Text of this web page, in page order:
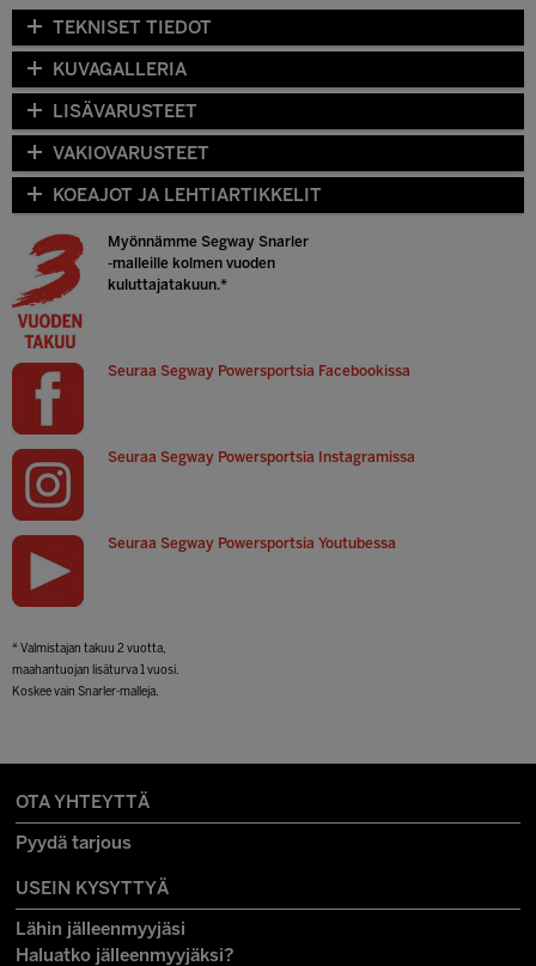
TEKNISET TIEDOT
KUVAGALLERIA
LISÄVARUSTEET
VAKIOVARUSTEET
KOEAJOT JA LEHTIARTIKKELIT
Myönnämme Segway Snarler
-malleille kolmen vuoden
kuluttajatakuun.*
Seuraa Segway Powersportsia Facebookissa
Seuraa Segway Powersportsia Instagramissa
Seuraa Segway Powersportsia Youtubessa
* Valmistajan takuu 2 vuotta,
maahantuojan lisäturva 1 vuosi.
Koskee vain Snarler-malleja.
OTA YHTEYTTÄ
Pyydä tarjous
USEIN KYSYTTYÄ
Lähin jälleenmyyjäsi
Haluatko jälleenmyyjäksi?